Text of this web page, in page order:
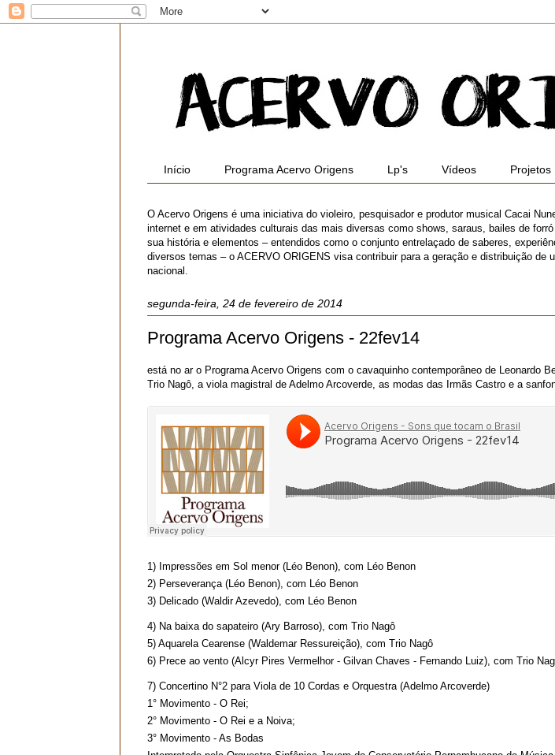
Início Programa Acervo Origens Lp's Vídeos Projetos
O Acervo Origens é uma iniciativa do violeiro, pesquisador e produtor musical Cacai
internet e em atividades culturais das mais diversas como shows, saraus, bailes de
sua história e elementos – entendidos como o conjunto entrelaçado de saberes,
diversos temas – o ACERVO ORIGENS visa contribuir para a geração e distribuição
nacional.
segunda-feira, 24 de fevereiro de 2014
Programa Acervo Origens - 22fev14
está no ar o Programa Acervo Origens com o cavaquinho contemporâneo de Leonardo
Trio Nagô, a viola magistral de Adelmo Arcoverde , as modas das Irmãs Castro e a
1) Impressões em Sol menor (Léo Benon), com Léo Benon
2) Perseverança (Léo Benon), com Léo Benon
3) Delicado (Waldir Azevedo), com Léo Benon
4) Na baixa do sapateiro (Ary Barroso), com Trio Nagô
5) Aquarela Cearense (Waldemar Ressureição), com Trio Nagô
6) Prece ao vento (Alcyr Pires Vermelhor - Gilvan Chaves - Fernando Luiz), com Trio
7) Concertino N°2 para Viola de 10 Cordas e Orquestra (Adelmo Arcoverde)
1° Movimento - O Rei;
2° Movimento - O Rei e a Noiva;
3° Movimento - As Bodas